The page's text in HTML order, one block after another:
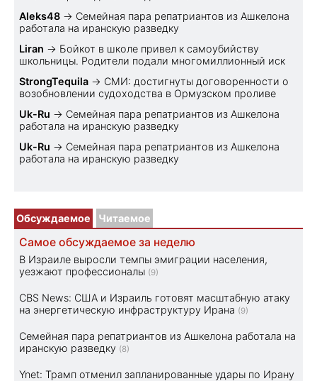
Aleks48 → Семейная пара репатриантов из Ашкелона
работала на иранскую разведку
Liran → Бойкот в школе привел к самоубийству
школьницы. Родители подали многомиллионный иск
StrongTequila → СМИ: достигнуты договоренности о
возобновлении судоходства в Ормузском проливе
Uk-Ru → Семейная пара репатриантов из Ашкелона
работала на иранскую разведку
Uk-Ru → Семейная пара репатриантов из Ашкелона
работала на иранскую разведку
Обсуждаемое Читаемое
Самое обсуждаемое за неделю
В Израиле выросли темпы эмиграции населения,
уезжают профессионалы (9)
CBS News: США и Израиль готовят масштабную атаку
на энергетическую инфраструктуру Ирана (9)
Семейная пара репатриантов из Ашкелона работала на
иранскую разведку (8)
Ynet: Трамп отменил запланированные удары по Ирану